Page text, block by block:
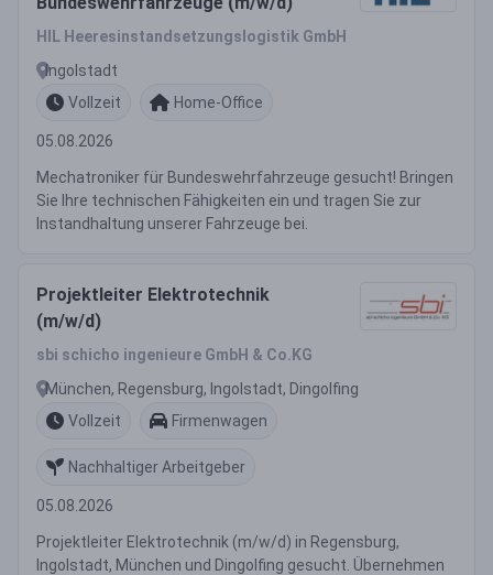
HIL Heeresinstandsetzungslogistik GmbH
Ingolstadt
Vollzeit
Home-Office
05.08.2026
Mechatroniker für Bundeswehrfahrzeuge gesucht! Bringen
Sie Ihre technischen Fähigkeiten ein und tragen Sie zur
Instandhaltung unserer Fahrzeuge bei.
Projektleiter Elektrotechnik
(m/w/d)
sbi schicho ingenieure GmbH & Co.KG
München, Regensburg, Ingolstadt, Dingolfing
Vollzeit
Firmenwagen
Nachhaltiger Arbeitgeber
05.08.2026
Projektleiter Elektrotechnik (m/w/d) in Regensburg,
Ingolstadt, München und Dingolfing gesucht. Übernehmen